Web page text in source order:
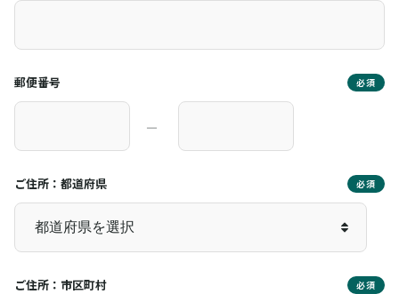
郵便番号 必須
―
ご住所：都道府県 必須
ご住所：市区町村 必須